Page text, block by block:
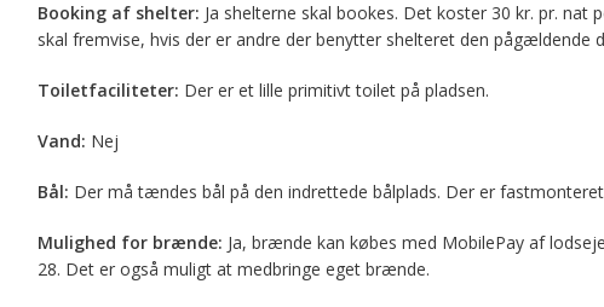
Booking af shelter: Ja shelterne skal bookes. Det koster 30 kr. pr.
skal fremvise, hvis der er andre der benytter shelteret den pågældende
Toiletfaciliteter: Der er et lille primitivt toilet på pladsen.
Vand: Nej
Bål: Der må tændes bål på den indrettede bålplads. Der er
Mulighed for brænde: Ja, brænde kan købes med MobilePay af
28. Det er også muligt at medbringe eget brænde.